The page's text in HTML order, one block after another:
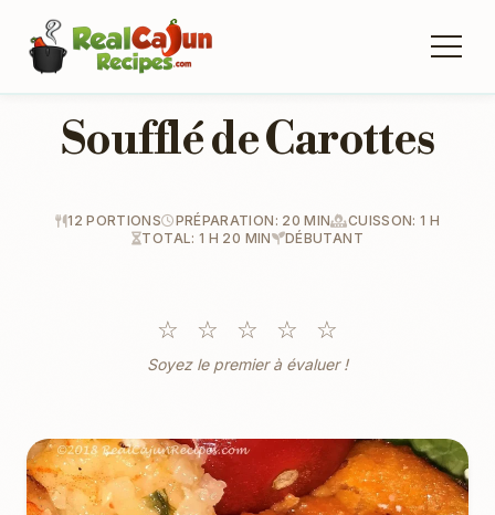
Soufflé de Carottes
12 PORTIONS PRÉPARATION: 20 MIN
CUISSON: 1 H
TOTAL: 1 H 20 MIN
DÉBUTANT
☆ ☆ ☆ ☆ ☆
Soyez le premier à évaluer !